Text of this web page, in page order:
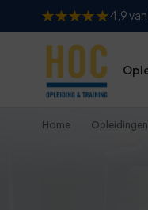
4,9
Home Opleidingen